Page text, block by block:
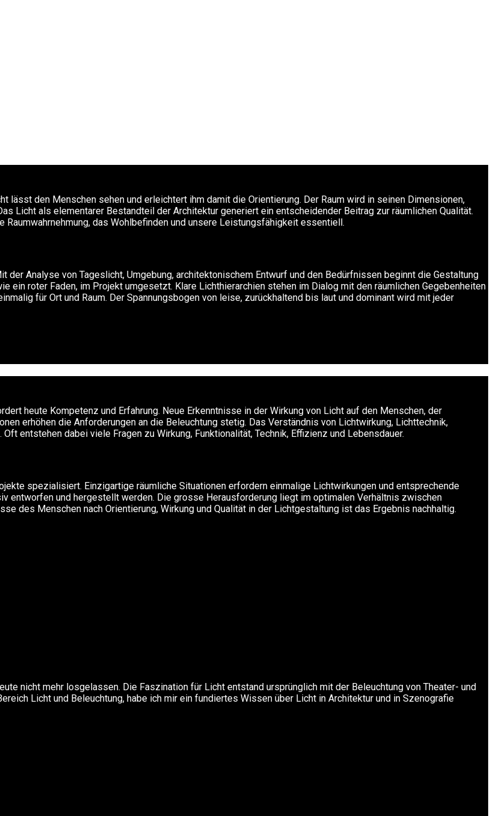
lässt den Menschen sehen und erleichtert ihm damit die Orientierung. Der Raum wird in seinen Dimensionen,
Licht als elementarer Bestandteil der Architektur generiert ein entscheidender Beitrag zur räumlichen Qualität.
das Wohlbefinden und unsere Leistungsfähigkeit essentiell.
Analyse von Tageslicht, Umgebung, architektonischem Entwurf und den Bedürfnissen beginnt die Gestaltung
roter Faden, im Projekt umgesetzt. Klare Lichthierarchien stehen im Dialog mit den räumlichen Gegebenheiten
für Ort und Raum. Der Spannungsbogen von leise, zurückhaltend bis laut und dominant wird mit jeder
heute Kompetenz und Erfahrung. Neue Erkenntnisse in der Wirkung von Licht auf den Menschen, der
erhöhen die Anforderungen an die Beleuchtung stetig. Das Verständnis von Lichtwirkung, Lichttechnik,
entstehen dabei viele Fragen zu Wirkung, Funktionalität, Technik, Effizienz und Lebensdauer.
spezialisiert. Einzigartige räumliche Situationen erfordern einmalige Lichtwirkungen und entsprechende
entworfen und hergestellt werden. Die grosse Herausforderung liegt im optimalen Verhältnis zwischen
des Menschen nach Orientierung, Wirkung und Qualität in der Lichtgestaltung ist das Ergebnis nachhaltig.
nicht mehr losgelassen. Die Faszination für Licht entstand ursprünglich mit der Beleuchtung von Theater- und
Licht und Beleuchtung, habe ich mir ein fundiertes Wissen über Licht in Architektur und in Szenografie